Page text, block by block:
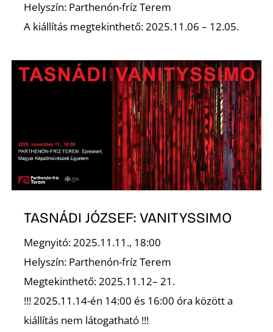
Helyszín: Parthenón-fríz Terem
A kiállítás megtekinthető: 2025.11.06 – 12.05.
TASNÁDI JÓZSEF: VANITYSSIMO
Megnyitó: 2025.11.11., 18:00
Helyszín: Parthenón-fríz Terem
Megtekinthető: 2025.11.12– 21.
!!! 2025.11.14-én 14:00 és 16:00 óra között a
kiállítás nem látogatható !!!